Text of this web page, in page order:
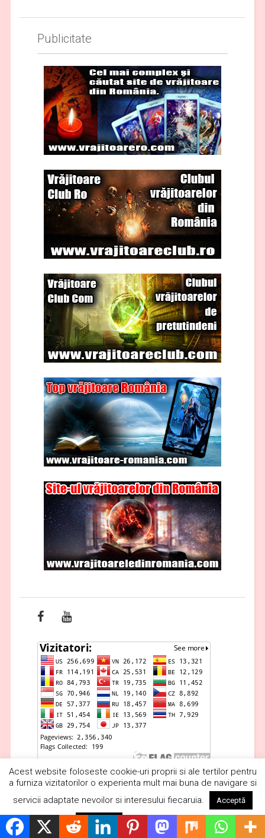
Publicitate
Copyright © 2019 Vrăjitoare România. Toate drepturile rezervateSegra
Media.
Acest website foloseste cookie-uri proprii si ale tertilor pentru
a furniza vizitatorilor o experienta mult mai buna de navigare si
servicii adaptate nevoilor si interesului fiecaruia.
Acceptă
Respinge Citește mai mult